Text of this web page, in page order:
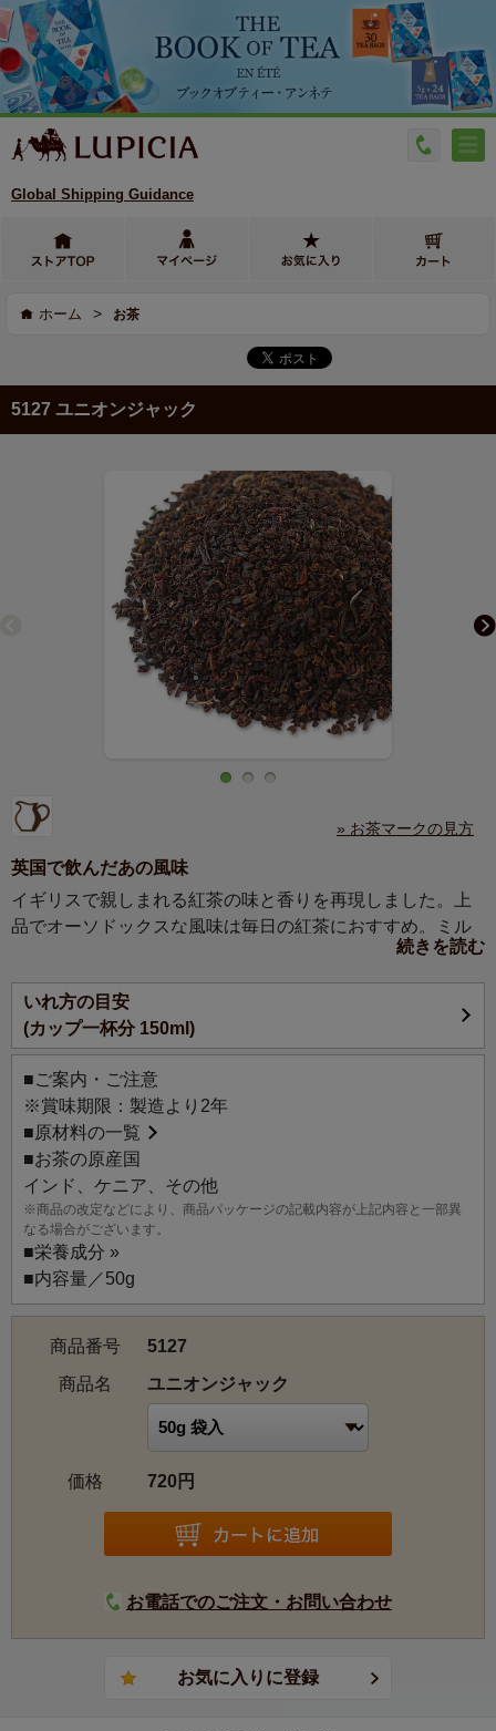
Global Shipping Guidance
ホーム > お茶
5127 ユニオンジャック
» お茶マークの見方
英国で飲んだあの風味
イギリスで親しまれる紅茶の味と香りを再現しました。上
品でオーソドックスな風味は毎日の紅茶におすすめ。ミル
紅茶文化が根付くイギリスで親しまれている紅茶の風味を
ルピシア流に再現しました。イギリスで紅茶を入れる際の
条件(硬水)に着目し、日本の条件(軟水)に合わせて味わいを
作り上げたこだわりのブレンドです。（浸出した）お茶の
色が深く、渋みが少なく、コクのある味わいはミルクティ
ーにもぴったりです。イギリスで一日に何度も飲まれる紅
茶のように、朝食やアフタヌーンティーなど、シーンを選
ばずに気軽に美味しくいただける、いつもそばに置いてお
きたくなる紅茶です。
続きを読む
いれ方の目安
(カップ一杯分 150ml)
■ご案内・ご注意
※賞味期限：製造より2年
■原材料の一覧
■お茶の原産国
インド、ケニア、その他
※商品の改定などにより、商品パッケージの記載内容が上記内容と一部異
なる場合がございます。
■栄養成分 »
■内容量／50g
商品番号
5127
商品名
ユニオンジャック
価格 720円
お電話でのご注文・お問い合わせ